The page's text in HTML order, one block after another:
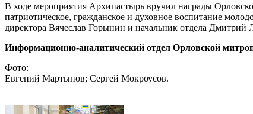
В ходе мероприятия Архипастырь вручил награды
патриотическое, гражданское и духовное воспитание
директора Вячеслав Горынин и начальник отдела Дмитрий
Информационно-аналитический отдел Орловской
Фото:
Евгений Мартынов; Сергей Мокроусов.